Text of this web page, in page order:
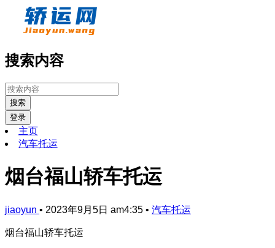
搜索内容
搜索
登录
主页
汽车托运
烟台福山轿车托运
jiaoyun • 2023年9月5日 am4:35 • 汽车托运
烟台福山轿车托运